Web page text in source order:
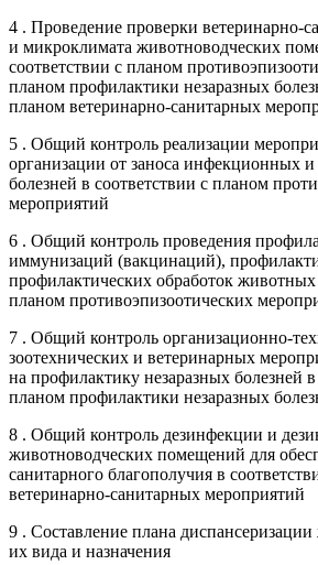
4 . Проведение проверки ветеринарно-
и микроклимата животноводческих
соответствии с планом
планом профилактики незаразных
планом ветеринарно-санитарных
5 . Общий контроль реализации
организации от заноса инфекционных
болезней в соответствии с планом
мероприятий
6 . Общий контроль проведения
иммунизаций (вакцинаций),
профилактических обработок животных
планом противоэпизоотических
7 . Общий контроль организационно-
зоотехнических и ветеринарных
на профилактику незаразных болезней в
планом профилактики незаразных
8 . Общий контроль дезинфекции и
животноводческих помещений для
санитарного благополучия в
ветеринарно-санитарных мероприятий
9 . Составление плана
их вида и назначения